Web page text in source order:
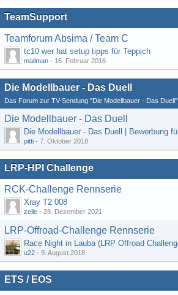
TeamSupport
Teamforum Absima / Team C
tc10 wer hat setup tipps für Teppich
mailman - 16. Februar 2016
Die Modellbauer - Das Duell
Das Forum zur TV-Sendung "Die Modellbauer - Das Duell"
Die Modellbauer - Das Duell
pitti - 7. Oktober 2018
LRP-HPI Challenge
RCK-Challenge Rennserie
Xray T2 008
zelle - 28. Dezember 2021
LRP-Offroad-Challenge Rennserie
u22 - 9. August 2018
ETS / EOS